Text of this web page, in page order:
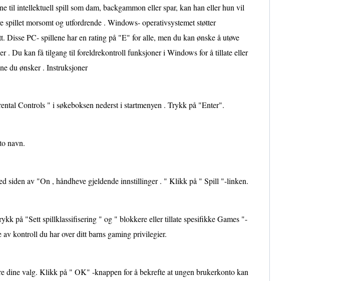
til intellektuell spill som dam, backgammon eller spar, kan han eller hun vil
spillet morsomt og utfordrende . Windows- operativsystemet støtter
Disse PC- spillene har en rating på "E" for alle, men du kan ønske å utøve
. Du kan få tilgang til foreldrekontroll funksjoner i Windows for å tillate eller
du ønsker . Instruksjoner
Controls " i søkeboksen nederst i startmenyen . Trykk på "Enter".
navn.
siden av "On , håndheve gjeldende innstillinger . " Klikk på " Spill "-linken.
på "Sett spillklassifisering " og " blokkere eller tillate spesifikke Games "-
av kontroll du har over ditt barns gaming privilegier.
dine valg. Klikk på " OK" -knappen for å bekrefte at ungen brukerkonto kan